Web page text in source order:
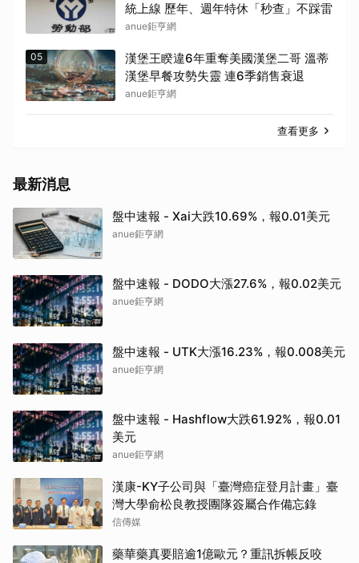
統上線 歷年、週年特休「秒查」不踩雷
anue鉅亨網
05
漢堡王睽違6年重奪美國漢堡二哥 溫蒂
漢堡早餐攻勢失靈 連6季銷售衰退
anue鉅亨網
查看更多
最新消息
盤中速報 - Xai大跌10.69%，報0.01美元
anue鉅亨網
盤中速報 - DODO大漲27.6%，報0.02美元
anue鉅亨網
盤中速報 - UTK大漲16.23%，報0.008美元
anue鉅亨網
盤中速報 - Hashflow大跌61.92%，報0.01
美元
anue鉅亨網
漢康-KY子公司與「臺灣癌症登月計畫」臺
灣大學俞松良教授團隊簽屬合作備忘錄
信傳媒
藥華藥真要賠逾1億歐元？重訊拆帳反咬